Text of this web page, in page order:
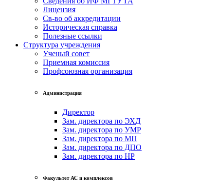
Лицензия
Св-во об аккредитации
Историческая справка
Полезные ссылки
Структура учреждения
Ученый совет
Приемная комиссия
Профсоюзная организация
Администрация
Директор
Зам. директора по ЭХД
Зам. директора по УМР
Зам. директора по МП
Зам. директора по ДПО
Зам. директора по НР
Факультет АС и комплексов